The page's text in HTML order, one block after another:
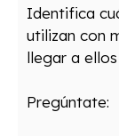
Identifica
utilizan con
llegar a
Pregúntate: